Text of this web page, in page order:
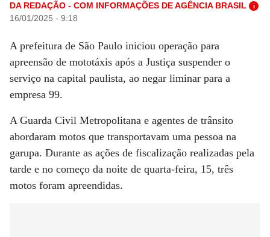
DA REDAÇÃO - COM INFORMAÇÕES DE AGÊNCIA BRASIL i
16/01/2025 - 9:18
A prefeitura de São Paulo iniciou operação para
apreensão de mototáxis após a Justiça suspender o
serviço na capital paulista, ao negar liminar para a
empresa 99.
A Guarda Civil Metropolitana e agentes de trânsito
abordaram motos que transportavam uma pessoa na
garupa. Durante as ações de fiscalização realizadas pela
tarde e no começo da noite de quarta-feira, 15, três
motos foram apreendidas.